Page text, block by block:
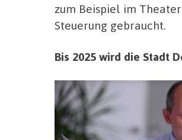
zum Beispiel im
Steuerung gebraucht.
Bis 2025 wird die Stadt